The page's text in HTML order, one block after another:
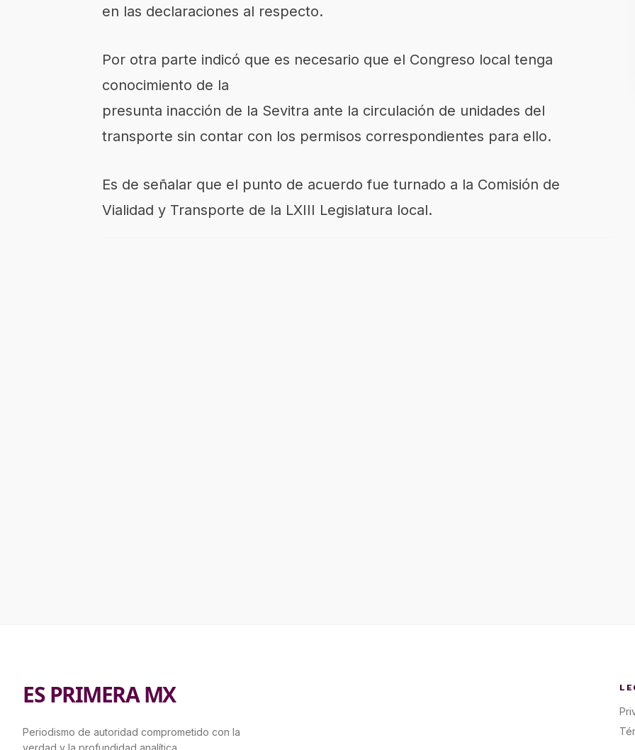
en las declaraciones al respecto.
Por otra parte indicó que es necesario que el Congreso local tenga
conocimiento de la
presunta inacción de la Sevitra ante la circulación de unidades del
transporte sin contar con los permisos correspondientes para ello.
Es de señalar que el punto de acuerdo fue turnado a la Comisión de
Vialidad y Transporte de la LXIII Legislatura local.
ES PRIMERA MX
Periodismo de autoridad comprometido con la
verdad y la profundidad analítica.